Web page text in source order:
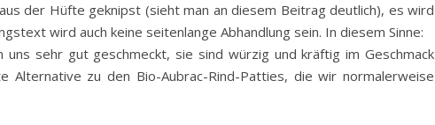
der Hüfte geknipst (sieht man an diesem Beitrag deutlich), es wird
wird auch keine seitenlange Abhandlung sein. In diesem Sinne:
sehr gut geschmeckt, sie sind würzig und kräftig im Geschmack
Alternative zu den Bio-Aubrac-Rind-Patties, die wir normalerweise